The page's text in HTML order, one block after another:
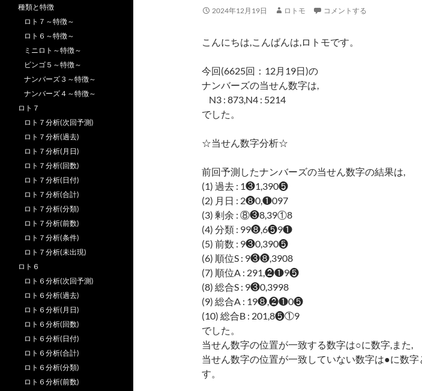
2024年12月19日 ロトモ コメントする
こんにちは,こんばんは,ロトモです。
今回(6625回：12月19日)の
ナンバーズの当せん数字は,
N3 : 873,N4 : 5214
でした。
☆当せん数字分析☆
前回予測したナンバーズの当せん数字の結果は,
(1) 過去 : 1❸1,390❺
(2) 月日 : 2❽0,❶097
(3) 剰余 : ⑧❸8,39①8
(4) 分類 : 99❽,6❺9❶
(5) 前数 : 9❸0,390❺
(6) 順位S : 9❸❽,3908
(7) 順位A : 291,❷❶9❺
(8) 総合S : 9❸0,3998
(9) 総合A : 19❽,❷❶0❺
(10) 総合B : 201,8❺①9
でした。
当せん数字の位置が一致する数字は○に数字,また,
当せん数字の位置が一致していない数字は●に数字
す。
種類と特徴
ロト７～特徴～
ロト６～特徴～
ミニロト～特徴～
ビンゴ５～特徴～
ナンバーズ３～特徴～
ナンバーズ４～特徴～
ロト７
ロト７分析(次回予測)
ロト７分析(過去)
ロト７分析(月日)
ロト７分析(回数)
ロト７分析(日付)
ロト７分析(合計)
ロト７分析(分類)
ロト７分析(前数)
ロト７分析(条件)
ロト７分析(未出現)
ロト６
ロト６分析(次回予測)
ロト６分析(過去)
ロト６分析(月日)
ロト６分析(回数)
ロト６分析(日付)
ロト６分析(合計)
ロト６分析(分類)
ロト６分析(前数)